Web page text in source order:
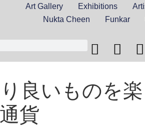
Art Gallery Exhibitions
Nukta Cheen
Funkar
良いものを
貨